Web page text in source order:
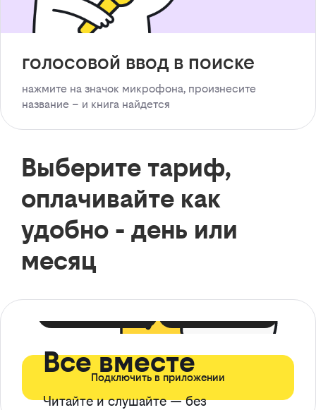
голосовой ввод в поиске
нажмите на значок микрофона, произнесите
название – и книга найдется
Выберите тариф,
оплачивайте как
удобно - день или
месяц
Все вместе
Читайте и слушайте — без
Подключить в приложении